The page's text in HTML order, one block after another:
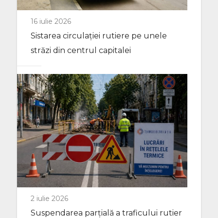
16 iulie 2026
Sistarea circulației rutiere pe unele
străzi din centrul capitalei
2 iulie 2026
Suspendarea parțială a traficului rutier